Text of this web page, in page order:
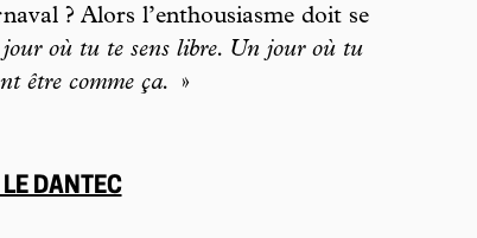
? Alors l’enthousiasme doit se
où tu te sens libre. Un jour où tu
être comme ça. »
DANTEC